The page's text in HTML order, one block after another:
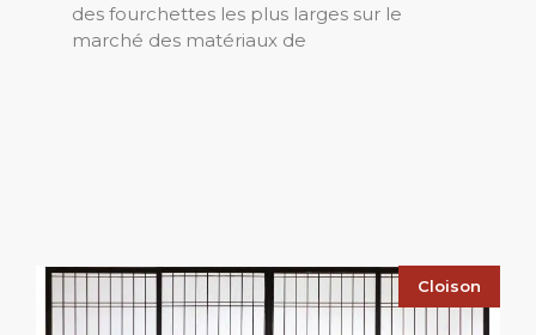
des fourchettes les plus larges sur le
marché des matériaux de
Cloison